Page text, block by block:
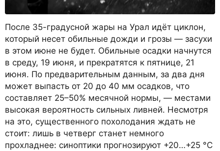
После 35-градусной жары на Урал идёт циклон,
который несет обильные дожди и грозы — засухи
в этом июне не будет. Обильные осадки начнутся
в среду, 19 июня, и прекратятся к пятнице, 21
июня. По предварительным данным, за два дня
может выпасть от 20 до 40 мм осадков, что
составляет 25–50% месячной нормы, — местами
высокая вероятность сильных ливней. Несмотря
на это, существенного похолодания ждать не
стоит: лишь в четверг станет немного
прохладнее: синоптики прогнозируют +20…+25 °C